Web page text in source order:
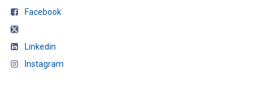
Facebook
Linkedin
Instagram